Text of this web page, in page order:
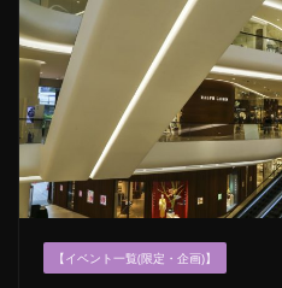
【イベント一覧(限定・企画)】